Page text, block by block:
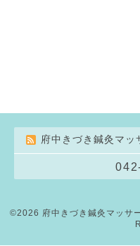
府中きづき鍼灸マ
©2026 府中きづき鍼灸マッ